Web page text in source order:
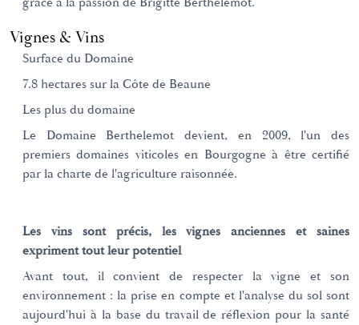
Vignes & Vins
Surface du Domaine
7.8 hectares sur la Côte de Beaune
Les plus du domaine
Le Domaine Berthelemot devient, en 2009, l'un des
premiers domaines viticoles en Bourgogne à être certifié
par la charte de l'agriculture raisonnée.
Les vins sont précis, les vignes anciennes et saines
expriment tout leur potentiel
Avant tout, il convient de respecter la vigne et son
environnement : la prise en compte et l'analyse du sol sont
aujourd'hui à la base du travail de réflexion pour la santé